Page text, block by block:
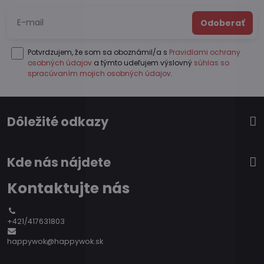
Odoberať
Potvrdzujem, že som sa oboznámil/a s Pravidlami ochrany
osobných údajov a týmto udeľujem výslovný súhlas so
spracúvaním mojich osobných údajov.
Dôležité odkazy
Kde nás nájdete
Kontaktujte nás
+421/417631803
happywok@happywok.sk